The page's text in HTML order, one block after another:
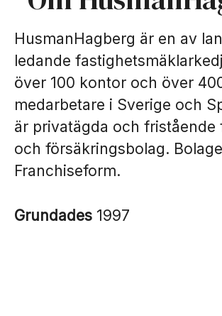
HusmanHagberg är en av
ledande
över 100 kontor och över
medarbetare i Sverige och
är privatägda och fristående
och försäkringsbolag.
Franchiseform.
Grundades 1997